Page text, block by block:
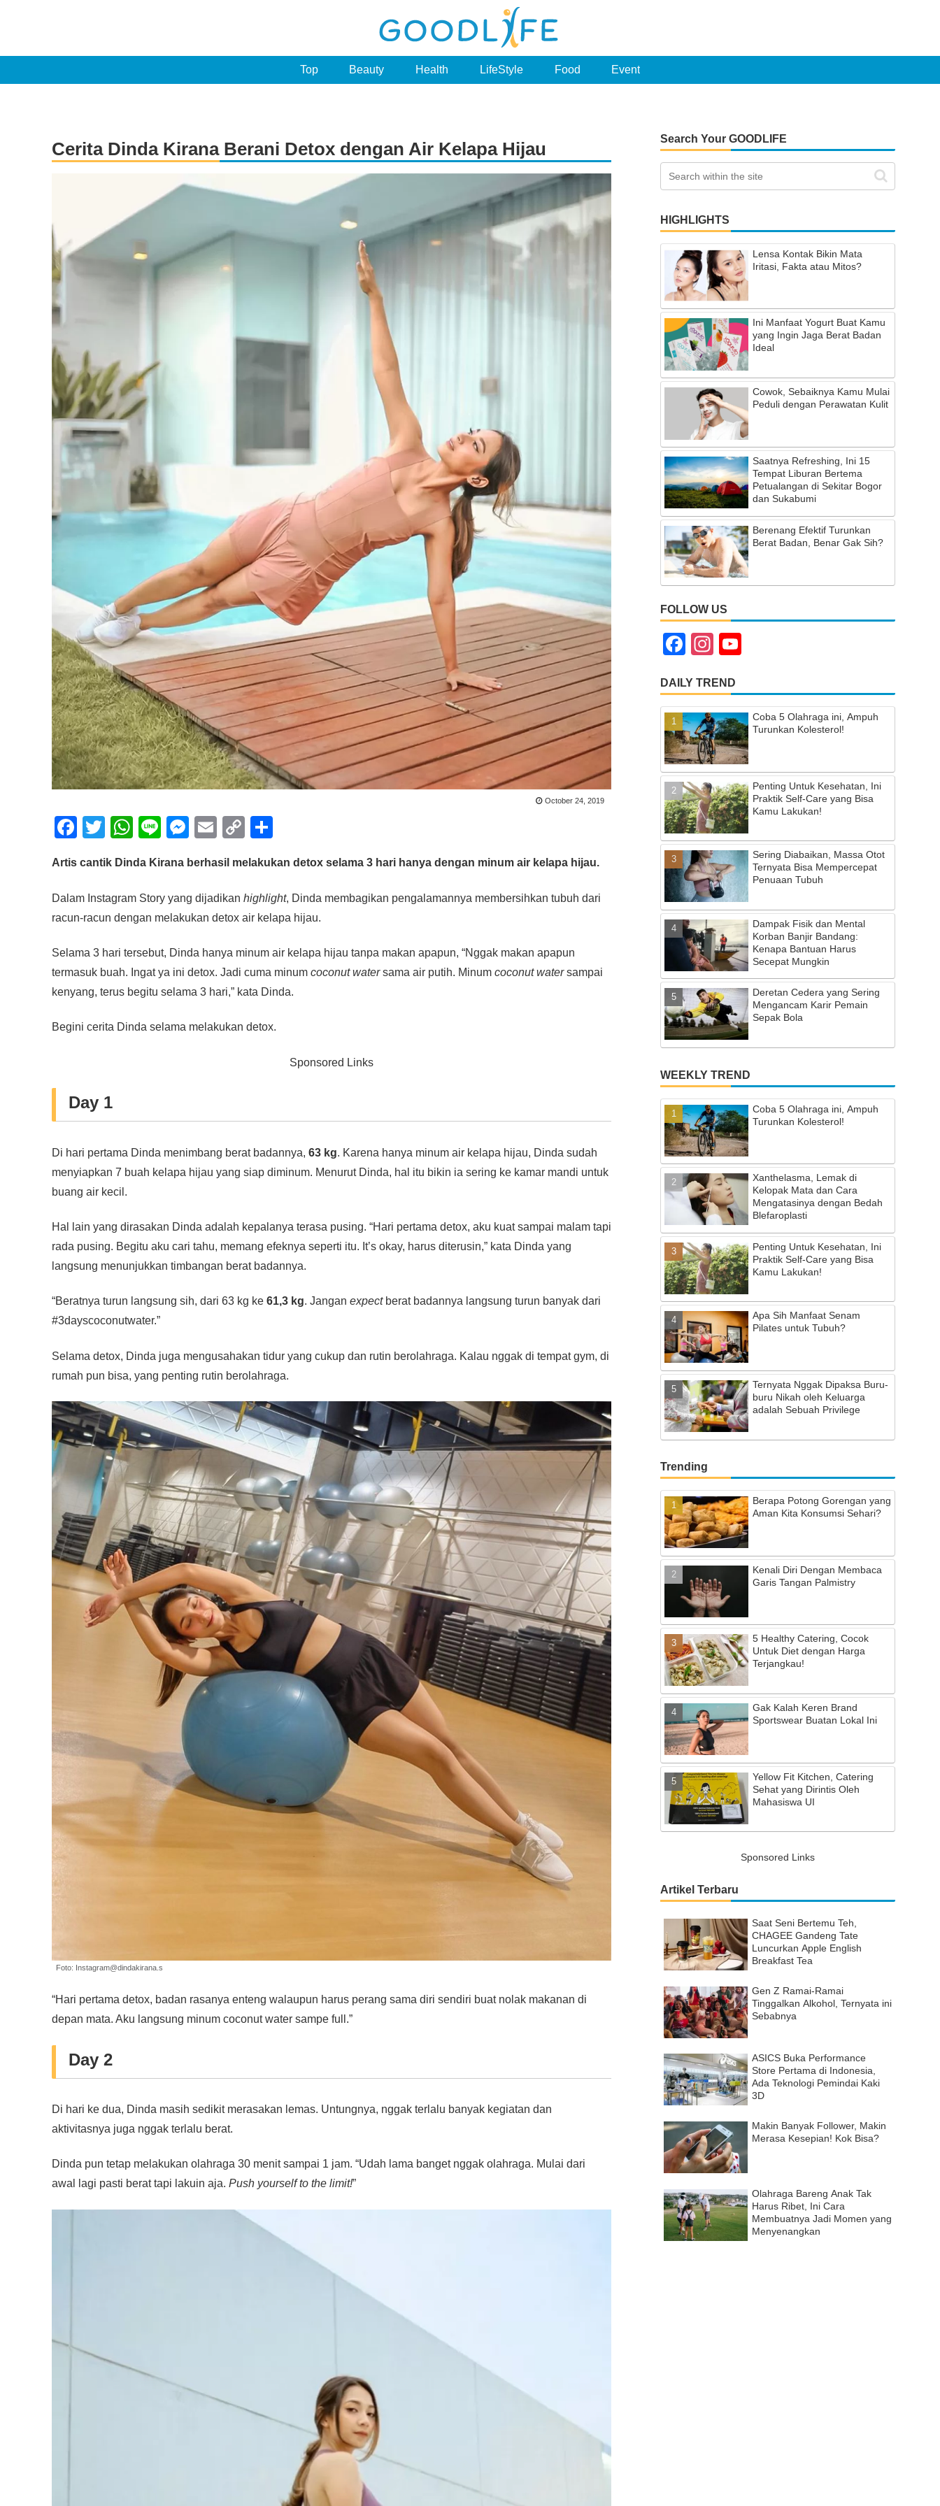
Top Beauty Health LifeStyle Food Event
Cerita Dinda Kirana Berani Detox dengan Air Kelapa Hijau
October 24, 2019
F
c
e
b
o
k
T
tt
er
W
at
s
A
p
Li
e
M
ss
e
n
er
E
ail
C
p
y
Li
k
ar
e
Artis cantik Dinda Kirana berhasil melakukan detox selama 3 hari hanya dengan minum air kelapa hijau.
Dalam Instagram Story yang dijadikan highlight, Dinda membagikan pengalamannya membersihkan tubuh dari
racun-racun dengan melakukan detox air kelapa hijau.
Selama 3 hari tersebut, Dinda hanya minum air kelapa hijau tanpa makan apapun, “Nggak makan apapun
termasuk buah. Ingat ya ini detox. Jadi cuma minum coconut watersama air putih. Minum coconut watersampai
kenyang, terus begitu selama 3 hari,” kata Dinda.
Begini cerita Dinda selama melakukan detox.
Sponsored Links
Day 1
Di hari pertama Dinda menimbang berat badannya, 63 kg. Karena hanya minum air kelapa hijau, Dinda sudah
menyiapkan 7 buah kelapa hijau yang siap diminum. Menurut Dinda, hal itu bikin ia sering ke kamar mandi untuk
buang air kecil.
Hal lain yang dirasakan Dinda adalah kepalanya terasa pusing. “Hari pertama detox, aku kuat sampai malam tapi
rada pusing. Begitu aku cari tahu, memang efeknya seperti itu. It’s okay, harus diterusin,” kata Dinda yang
langsung menunjukkan timbangan berat badannya.
“Beratnya turun langsung sih, dari 63 kg ke 61,3 kg. Jangan expectberat badannya langsung turun banyak dari
#3dayscoconutwater.”
Selama detox, Dinda juga mengusahakan tidur yang cukup dan rutin berolahraga. Kalau nggak di tempat gym, di
rumah pun bisa, yang penting rutin berolahraga.
Foto: Instagram@dindakirana.s
“Hari pertama detox, badan rasanya enteng walaupun harus perang sama diri sendiri buat nolak makanan di
depan mata. Aku langsung minum coconut water sampe full.”
Day 2
Di hari ke dua, Dinda masih sedikit merasakan lemas. Untungnya, nggak terlalu banyak kegiatan dan
aktivitasnya juga nggak terlalu berat.
Dinda pun tetap melakukan olahraga 30 menit sampai 1 jam. “Udah lama banget nggak olahraga. Mulai dari
awal lagi pasti berat tapi lakuin aja. Push yourself to the limit!”
Search Your GOODLIFE
HIGHLIGHTS
Lensa Kontak Bikin Mata
Iritasi, Fakta atau Mitos?
Ini Manfaat Yogurt Buat Kamu
yang Ingin Jaga Berat Badan
Ideal
Cowok, Sebaiknya Kamu Mulai
Peduli dengan Perawatan Kulit
Saatnya Refreshing, Ini 15
Tempat Liburan Bertema
Petualangan di Sekitar Bogor
dan Sukabumi
Berenang Efektif Turunkan
Berat Badan, Benar Gak Sih?
FOLLOW US
F
c
e
b
o
o
k
In
a
gr
a
m
u
T
u
b
e
C
h
a
n
n
el
DAILY TREND
Coba 5 Olahraga ini, Ampuh
Turunkan Kolesterol!
Penting Untuk Kesehatan, Ini
Praktik Self-Care yang Bisa
Kamu Lakukan!
Sering Diabaikan, Massa Otot
Ternyata Bisa Mempercepat
Penuaan Tubuh
Dampak Fisik dan Mental
Korban Banjir Bandang:
Kenapa Bantuan Harus
Secepat Mungkin
Deretan Cedera yang Sering
Mengancam Karir Pemain
Sepak Bola
WEEKLY TREND
Coba 5 Olahraga ini, Ampuh
Turunkan Kolesterol!
Xanthelasma, Lemak di
Kelopak Mata dan Cara
Mengatasinya dengan Bedah
Blefaroplasti
Penting Untuk Kesehatan, Ini
Praktik Self-Care yang Bisa
Kamu Lakukan!
Apa Sih Manfaat Senam
Pilates untuk Tubuh?
Ternyata Nggak Dipaksa Buru-
buru Nikah oleh Keluarga
adalah Sebuah Privilege
Trending
Berapa Potong Gorengan yang
Aman Kita Konsumsi Sehari?
Kenali Diri Dengan Membaca
Garis Tangan Palmistry
5 Healthy Catering, Cocok
Untuk Diet dengan Harga
Terjangkau!
Gak Kalah Keren Brand
Sportswear Buatan Lokal Ini
Yellow Fit Kitchen, Catering
Sehat yang Dirintis Oleh
Mahasiswa UI
Sponsored Links
Artikel Terbaru
Saat Seni Bertemu Teh,
CHAGEE Gandeng Tate
Luncurkan Apple English
Breakfast Tea
Gen Z Ramai-Ramai
Tinggalkan Alkohol, Ternyata ini
Sebabnya
ASICS Buka Performance
Store Pertama di Indonesia,
Ada Teknologi Pemindai Kaki
3D
Makin Banyak Follower, Makin
Merasa Kesepian! Kok Bisa?
Olahraga Bareng Anak Tak
Harus Ribet, Ini Cara
Membuatnya Jadi Momen yang
Menyenangkan